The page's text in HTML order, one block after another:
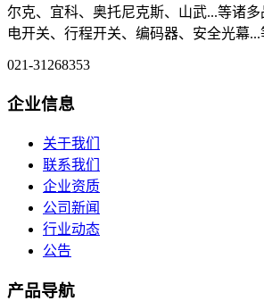
尔克、宜科、奥托尼克斯、山武...等诸
电开关、行程开关、编码器、安全光幕...
021-31268353
企业信息
关于我们
联系我们
企业资质
公司新闻
行业动态
公告
产品导航